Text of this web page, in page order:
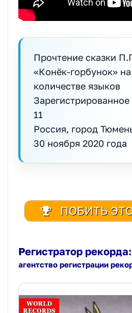
Прочтение сказки
«Конёк-горбунок»
количестве языков
Зарегистрированное
11
Россия, город
30 ноября 2020 года
ПОБИТЬ
Регистратор рекорда:
агентство регистрации